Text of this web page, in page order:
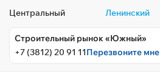
Центральный Ленинский
Строительный рынок «Южный»
+7 (3812) 20 91 11Перезвоните мне